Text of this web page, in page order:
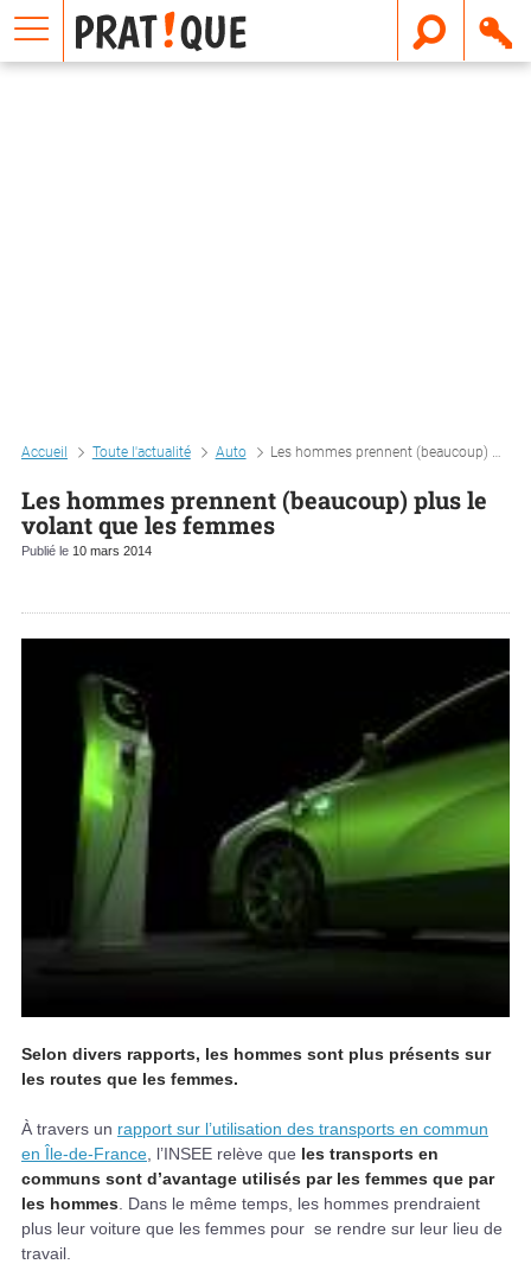
Accueil Toute l'actualité Auto Les hommes prennent (beaucoup) plus le volant que les femmes
Les hommes prennent (beaucoup) plus le
volant que les femmes
Publié le 10 mars 2014
Selon divers rapports, les hommes sont plus présents sur
les routes que les femmes.
À travers un rapport sur l’utilisation des transports en commun
en Île-de-France , l’INSEE relève que les transports en
communs sont d’avantage utilisés par les femmes que par
les hommes . Dans le même temps, les hommes prendraient
plus leur voiture que les femmes pour se rendre sur leur lieu de
travail.
E
m
a